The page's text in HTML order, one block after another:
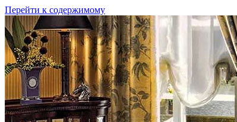
Перейти к содержимому